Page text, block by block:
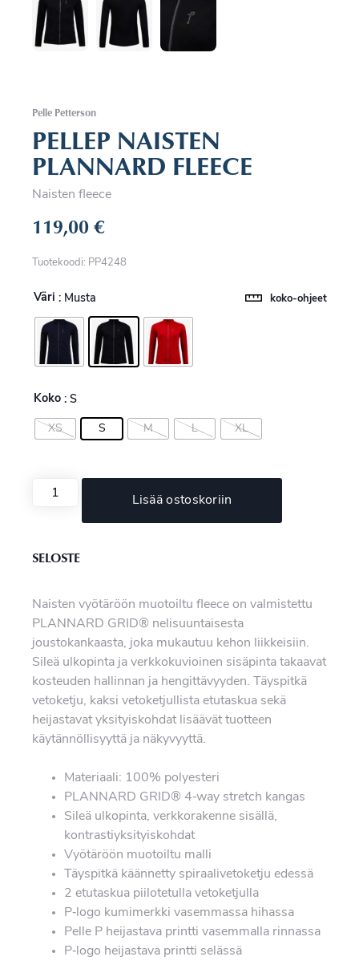
Pelle Petterson
PELLEP NAISTEN
PLANNARD FLEECE
Naisten fleece
119,00€
Tuotekoodi: PP4248
Väri : Musta
Koko : S
XS S M L XL
koko-ohjeet
Lisää ostoskoriin
SELOSTE
Naisten vyötäröön muotoiltu fleece on valmistettu
PLANNARD GRID® nelisuuntaisesta
joustokankaasta, joka mukautuu kehon liikkeisiin.
Sileä ulkopinta ja verkkokuvioinen sisäpinta takaavat
kosteuden hallinnan ja hengittävyyden. Täyspitkä
vetoketju, kaksi vetoketjullista etutaskua sekä
heijastavat yksityiskohdat lisäävät tuotteen
käytännöllisyyttä ja näkyvyyttä.
Materiaali: 100% polyesteri
PLANNARD GRID® 4‑way stretch kangas
Sileä ulkopinta, verkkorakenne sisällä,
kontrastiyksityiskohdat
Vyötäröön muotoiltu malli
Täyspitkä käännetty spiraalivetoketju edessä
2 etutaskua piilotetulla vetoketjulla
P‑logo kumimerkki vasemmassa hihassa
Pelle P heijastava printti vasemmalla rinnassa
P‑logo heijastava printti selässä